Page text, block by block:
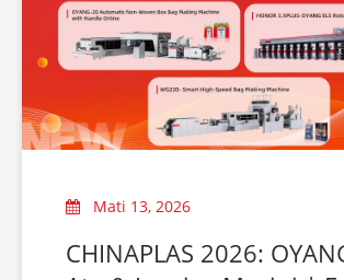
Mati 13, 2026
CHINAPLAS 2026: